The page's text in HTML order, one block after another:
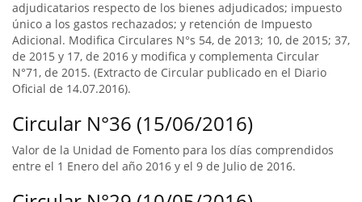
adjudicatarios respecto de los bienes adjudicados; impuesto
único a los gastos rechazados; y retención de Impuesto
Adicional. Modifica Circulares N°s 54, de 2013; 10, de 2015; 37,
de 2015 y 17, de 2016 y modifica y complementa Circular
N°71, de 2015. (Extracto de Circular publicado en el Diario
Oficial de 14.07.2016).
Circular N°36 (15/06/2016)
Valor de la Unidad de Fomento para los días comprendidos
entre el 1 Enero del año 2016 y el 9 de Julio de 2016.